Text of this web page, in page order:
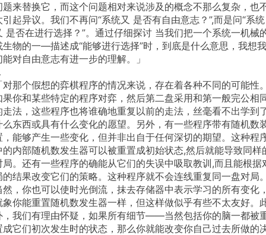
题来替换它，而这个问题相对来说涉及的概念不那么复杂，也
引起异议。我们不再问“系统又 是否有自由意志？”,而是问“系统
是否在进行选择？”。通过仔细探讨 当我们把一个系统一机械
生物的一—描述成“能够进行选择”时，到底是什么意思，我想我
能对自由意志有进一步的理解。」
对那个假想的弈棋程序的情况来说，存在着各种不同的可能性。
果你和某些特定的程序对弈，然后第二盘采用和第一般完公相
走法，这些程序也将谁确地重复以前的走法，丝毫看不出学到
么东西或具有什么变化的愿望。另外，有一些程序带有随机数
，能够产生一些变化，但并非出自于任何深切的期望。这种程
的内部随机数发生器可以被重置成初始状态,然后就能导致同样
局。还有一些程序的确能从它们的失误中吸取教训,而且能根据
的结果改变它们的策略。这种程序就不会连线重复同一盘对局。
然，你也可以使时光倒流，抹去存储器中表示学习的所有变化，
象你能重置随机数发生器一样，但这样做似乎有些不太友好。
，我们有理由怀疑，如果所有细节——当然包括你的脑一都被
成它们初次发生时的状态，那么你就能改变你自己过去所做的